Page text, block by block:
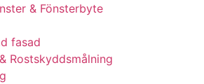
& Fönsterbyte
fasad
Rostskyddsmålning